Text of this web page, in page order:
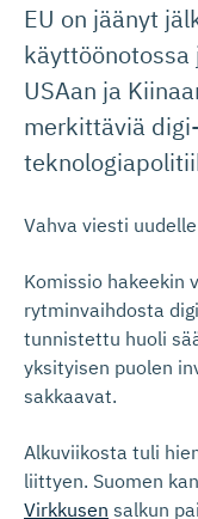
EU on jäänyt
käyttöönotossa
USAan ja
merkittäviä
Vahva viesti
Komissio hakeekin
rytminvaihdosta
tunnistettu huoli
yksityisen puolen
sakkaavat.
Alkuviikosta tuli
liittyen. Suomen
Virkkusen salkun